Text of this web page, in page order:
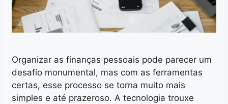
Organizar as finanças pessoais pode parecer um
desafio monumental, mas com as ferramentas
certas, esse processo se torna muito mais
simples e até prazeroso. A tecnologia trouxe